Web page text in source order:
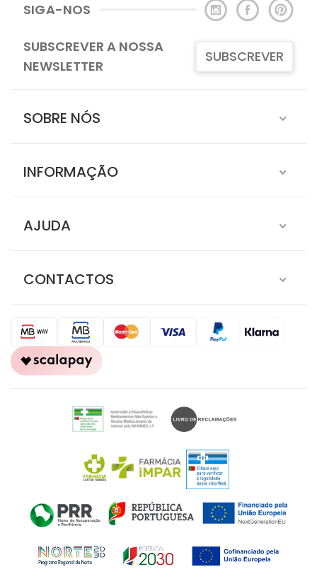
SIGA-NOS
SUBSCREVER A NOSSA
NEWSLETTER
SUBSCREVER
SOBRE NÓS
INFORMAÇÃO
AJUDA
CONTACTOS